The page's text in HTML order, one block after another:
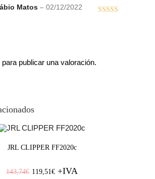
Matos– 02/12/2022
para publicar una valoración.
JRL CLIPPER FF2020c
143,74€ 119,51€ +IVA